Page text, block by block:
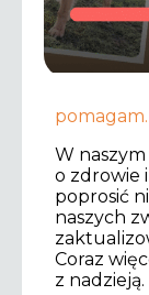
W
o zdrowie
poprosić
naszych
Coraz
z nadzieją.